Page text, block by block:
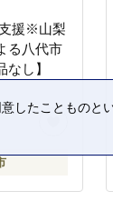
援※山梨
る八代市
し】
したことものとい